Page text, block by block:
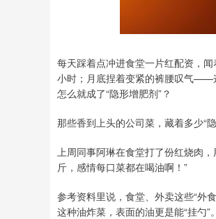
每天踩着点冲进食堂一片红配资，
小时；月底捏着变紧的裤腰叹气——
怎么就成了“隐形增肥剂”？
那些香到上头的公司菜，藏着多少“
上周同事阿琳在食堂打了份红烧肉
斤，感情每口菜都在喝油啊！”
参考资料里说，食堂、外卖这些“外
这种油炸菜，表面的油更是能“挂勺”